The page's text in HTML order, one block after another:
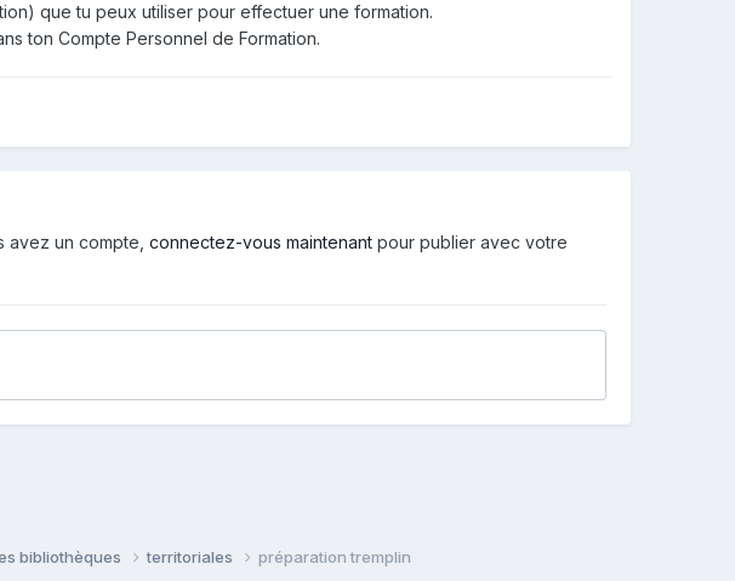
que tu peux utiliser pour effectuer une formation.
ton Compte Personnel de Formation.
avez un compte, connectez-vous maintenant pour publier avec votre
bibliothèques territoriales préparation tremplin